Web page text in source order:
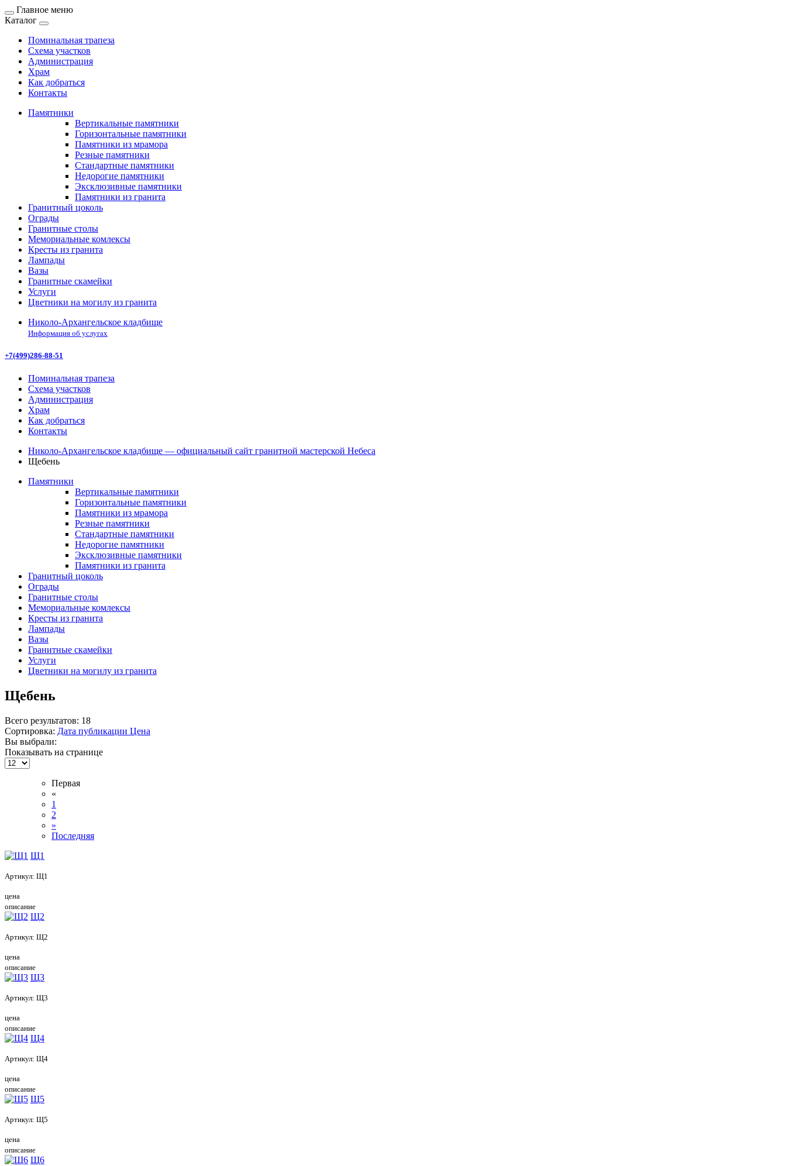
Главное меню
Каталог
Поминальная трапеза
Схема участков
Администрация
Храм
Как добраться
Контакты
Памятники
Вертикальные памятники
Горизонтальные памятники
Памятники из мрамора
Резные памятники
Стандартные памятники
Недорогие памятники
Эксклюзивные памятники
Памятники из гранита
Гранитный цоколь
Ограды
Гранитные столы
Мемориальные комлексы
Кресты из гранита
Лампады
Вазы
Гранитные скамейки
Услуги
Цветники на могилу из гранита
Николо-Архангельское кладбище
Информация об услугах
+7(499)286-88-51
Поминальная трапеза
Схема участков
Администрация
Храм
Как добраться
Контакты
Николо-Архангельское кладбище — официальный сайт гранитной мастерской Небеса
Щебень
Памятники
Вертикальные памятники
Горизонтальные памятники
Памятники из мрамора
Резные памятники
Стандартные памятники
Недорогие памятники
Эксклюзивные памятники
Памятники из гранита
Гранитный цоколь
Ограды
Гранитные столы
Мемориальные комлексы
Кресты из гранита
Лампады
Вазы
Гранитные скамейки
Услуги
Цветники на могилу из гранита
Щебень
Всего результатов: 18
Сортировка: Дата публикации Цена
Вы выбрали:
Показывать на странице
Первая
«
1
2
»
Последняя
Щ1
Артикул: Щ1
цена
описание
Щ2
Артикул: Щ2
цена
описание
Щ3
Артикул: Щ3
цена
описание
Щ4
Артикул: Щ4
цена
описание
Щ5
Артикул: Щ5
цена
описание
Щ6